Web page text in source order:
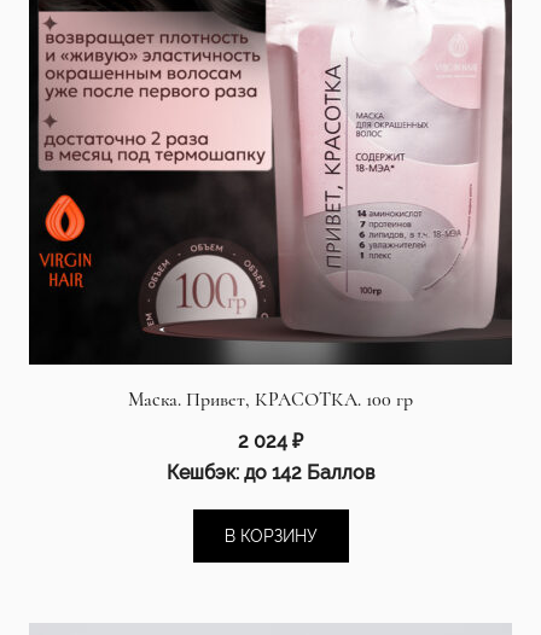
Маска. Привет, КРАСОТКА. 100 гр
2 024 ₽
Кешбэк: до 142 Баллов
В КОРЗИНУ